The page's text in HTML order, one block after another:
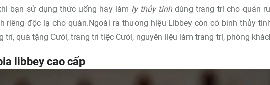
bạn sử dụng thức uống hay làm ly thủy tinhdùng trang trí cho quán
riêng độc lạ cho quán.Ngoài ra thương hiệu Libbey còn có bình thủy
trí, quà tặng Cưới, trang trí tiệc Cưới, nguyên liệu làm trang trí, phòng
libbey cao cấp